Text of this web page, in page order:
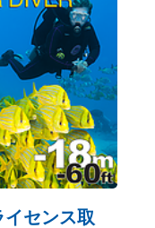
センス取